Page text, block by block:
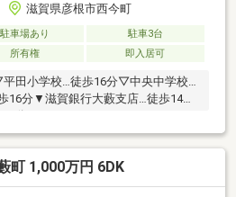
滋賀県彦根市西今町
駐車場あり
駐車3台
所有権 即入居可
田小学校…徒歩16分▽中央中学校…
分▼滋賀銀行大藪支店…徒歩14分
町 1,000万円 6DK